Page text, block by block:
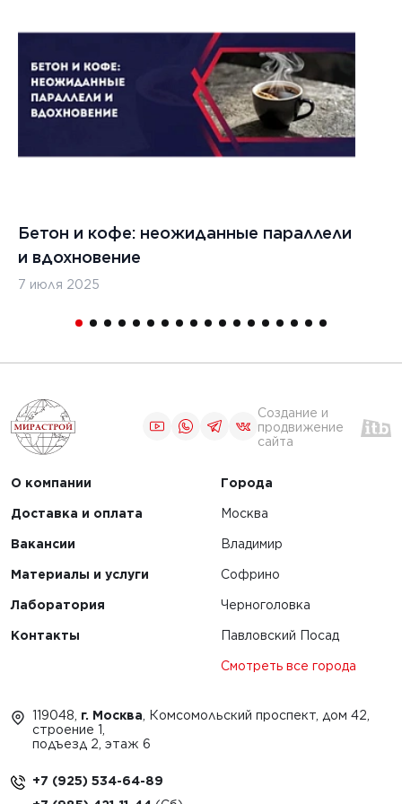
г.
1
Бетон и кофе: неожиданные параллели
и вдохновение
7 июля 2025
Создание и
продвижение
сайта
О компании
Доставка и оплата
Вакансии
Материалы и услуги
Лаборатория
Контакты
Города
Москва
Владимир
Софрино
Черноголовка
Павловский Посад
Смотреть все города
119048, г. Москва , Комсомольский проспект, дом 42,
строение 1,
подъезд 2, этаж 6
+7 (925) 534-64-89